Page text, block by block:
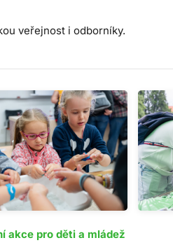
veřejnost i odborníky.
akce pro děti a mládež